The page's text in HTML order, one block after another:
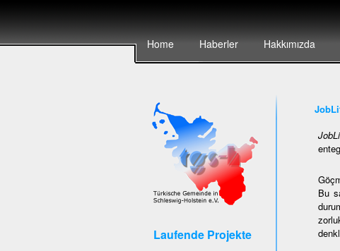
Home Haberler Hakkımızda
Laufende Projekte
Bu